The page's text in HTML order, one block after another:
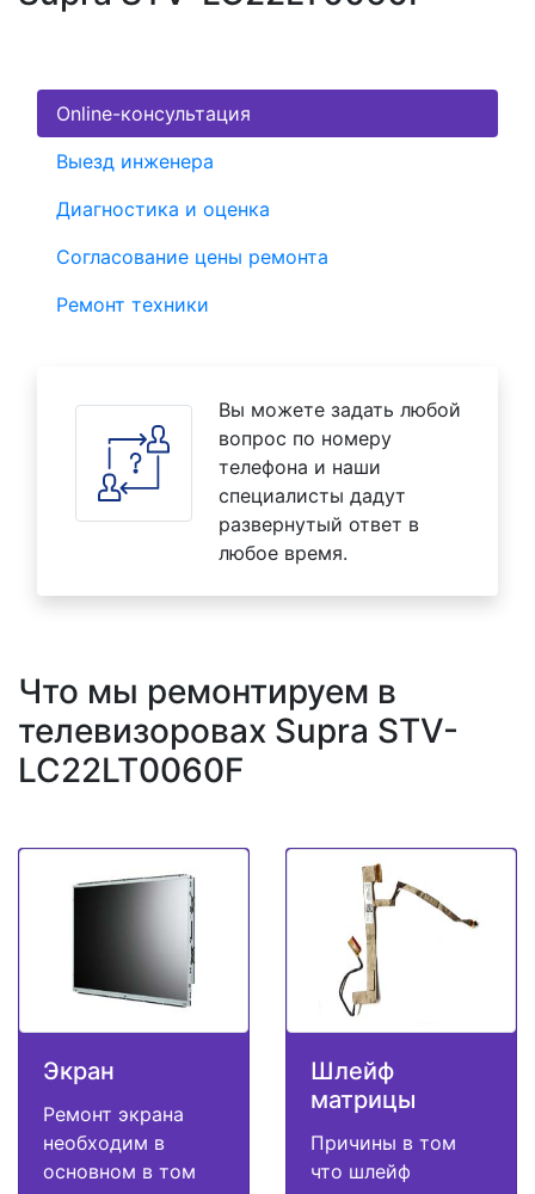
Online-консультация
Выезд инженера
Диагностика и оценка
Согласование цены ремонта
Ремонт техники
Вы можете задать любой
вопрос по номеру
телефона и наши
специалисты дадут
развернутый ответ в
любое время.
Что мы ремонтируем в
телевизоровах Supra STV-
LC22LT0060F
Экран
Ремонт экрана
необходим в
основном в том
Шлейф
матрицы
Причины в том
что шлейф